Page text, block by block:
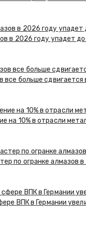
в 2026 году упадет
все больше
на 10% в отрасли
по огранке алмазов
ВПК в Германии